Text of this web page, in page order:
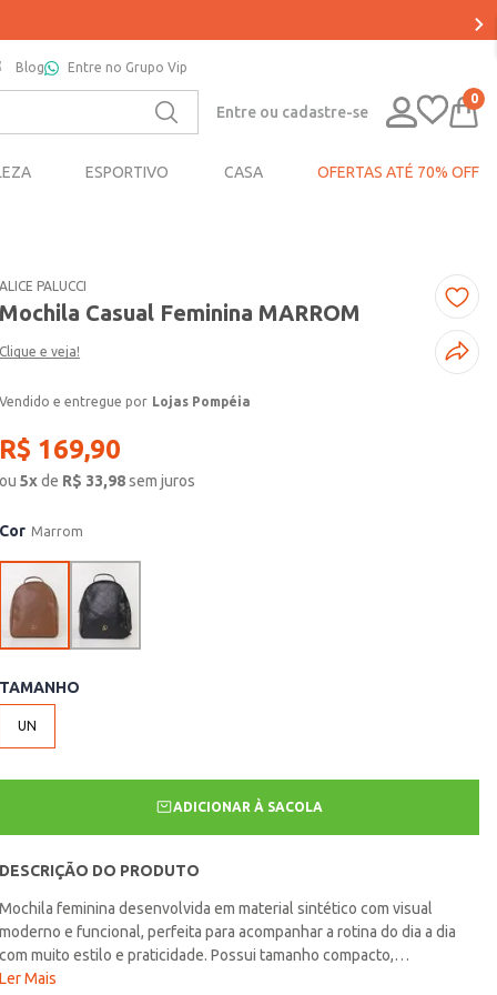
Blog Entre no Grupo Vip
Entre ou cadastre-se
0
ESPORTIVO CASA OFERTAS ATÉ 70% OFF
ALICE PALUCCI
Mochila Casual Feminina MARROM
Clique e veja!
Lojas Pompéia
R$ 169,90
ou5xde R$ 33,98sem juros
Cor Marrom
TAMANHO
UN
ADICIONAR À SACOLA
DESCRIÇÃO DO PRODUTO
Mochila feminina desenvolvida em material sintético com visual
moderno e funcional, perfeita para acompanhar a rotina do dia a dia
com muito estilo e praticidade. Possui tamanho compacto,
compartimentos internos, fechamento por zíper, alças de ombro e
Ler Mais